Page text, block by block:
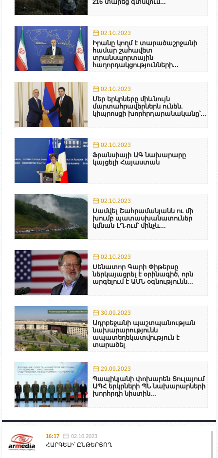
216 տարեց գտնվում...
02.10.2023
Իրանը կողմ է տարածաշրջանի
համար շահավետ
տրանսպորտային
հաղորդակցությունների...
02.10.2023
Մեր երկրները միևնույն
մարտահրավերներն ունեն.
կիպրոսցի խորհրդարանականը՝...
02.10.2023
Ֆրանսիայի ԱԳ նախարարը
կայցելի Հայաստան
02.10.2023
Սամվել Շահրամանյանն ու մի
խումբ պատասխանատուներ
կմնան ԼՂ-ում՝ մինչև...
02.10.2023
Սենատոր Գարի Փիթերսը
ներկայացրել է օրինագիծ, որն
արգելում է ԱՄՆ օգնությունն...
30.09.2023
Ադրբեջանի պաշտպանության
նախարարությունն
ապատեղեկատվություն է
տարածել
29.09.2023
Պապիկյանի փոխարեն Տուլայում
ԱՊՀ երկրների ՊՆ նախարարների
խորհրդի նիստին...
16:17 02.10.2023
ՀԱՐԳԵԼԻ՛ ԸՆԹԵՐՑՈՂ